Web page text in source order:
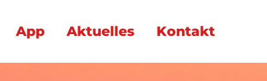
App Aktuelles Kontakt